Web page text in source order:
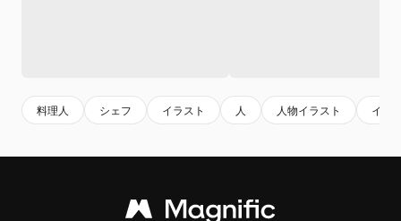
料理人 シェフ イラスト 人 人物イラスト イラ